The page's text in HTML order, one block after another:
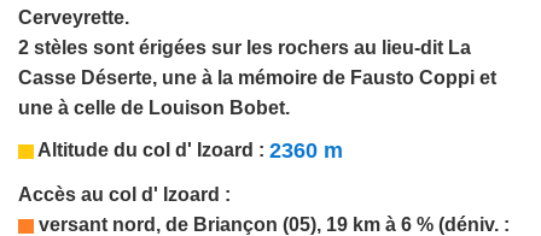
Cerveyrette.
2 stèles sont érigées sur les rochers au lieu-dit La
Casse Déserte, une à la mémoire de Fausto Coppi et
une à celle de Louison Bobet.
Altitude du col d' Izoard : 2360 m
Accès au col d' Izoard :
versant nord, de Briançon (05), 19 km à 6 % (déniv. :